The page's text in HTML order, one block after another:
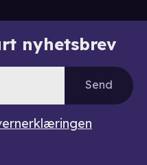
nyhetsbrev
Send